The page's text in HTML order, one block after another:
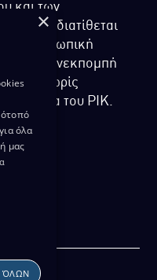
και των
του ΡΙΚ διατίθεται
για προσωπική
ή επανεκπομπή
με ή χωρίς
άδεια του ΡΙΚ.
×
όλα
μας
ΌΛΩΝ